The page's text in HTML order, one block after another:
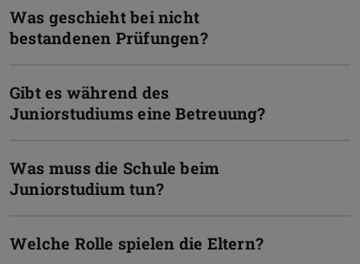
Was geschieht bei nicht
bestandenen Prüfungen?
Gibt es während des
Juniorstudiums eine Betreuung?
Was muss die Schule beim
Juniorstudium tun?
Welche Rolle spielen die Eltern?